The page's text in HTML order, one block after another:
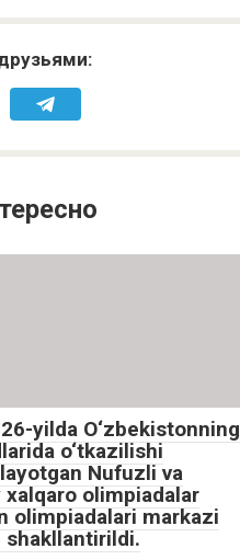
yilda O‘zbekistonning
o‘tkazilishi
Nufuzli va
xalqaro olimpiadalar
olimpiadalari markazi
shakllantirildi.